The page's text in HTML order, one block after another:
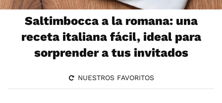
Saltimbocca a la romana: una
receta italiana fácil, ideal para
sorprender a tus invitados
NUESTROS FAVORITOS